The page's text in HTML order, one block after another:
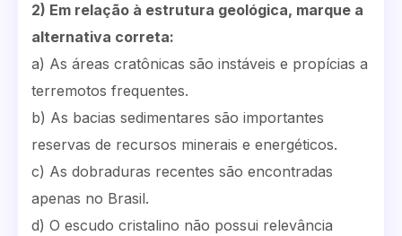
2) Em relação à estrutura geológica, marque a
alternativa correta:
a) As áreas cratônicas são instáveis e propícias a
terremotos frequentes.
b) As bacias sedimentares são importantes
reservas de recursos minerais e energéticos.
c) As dobraduras recentes são encontradas
apenas no Brasil.
d) O escudo cristalino não possui relevância